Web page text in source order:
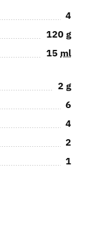
4
120 g
15 ml
2 g
6
4
2
1